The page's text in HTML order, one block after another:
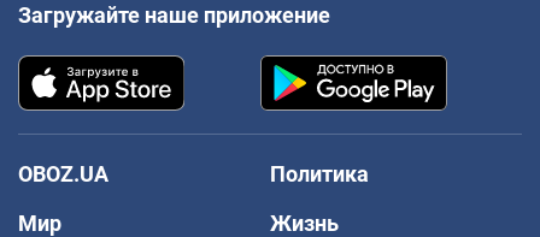
Загружайте наше приложение
OBOZ.UA
Политика
Мир
Жизнь